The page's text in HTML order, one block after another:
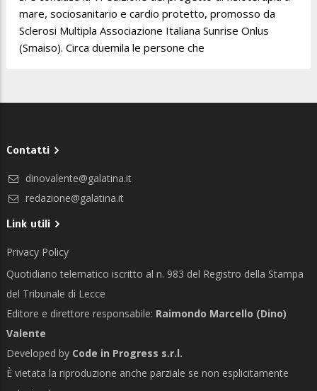
mare, sociosanitario e cardio protetto, promosso da
Sclerosi Multipla Associazione Italiana Sunrise Onlus
(Smaiso). Circa duemila le persone che
Contatti
dinovalente@galatina.it
redazione@galatina.it
Link utili
Privacy Policy
Quotidiano telematico iscritto al n. 983 del Registro della Stampa
del Tribunale di Lecce
Editore e direttore responsabile: Raimondo Marcello (Dino)
Valente
Developed by Code in Progress s.r.l.
È vietata la riproduzione anche parziale se non esplicitamente